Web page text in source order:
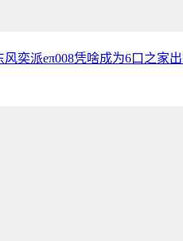
奕派eπ008凭啥成为6口之家出